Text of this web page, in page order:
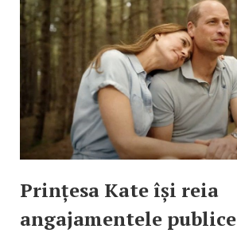
Prințesa Kate își reia
angajamentele publice